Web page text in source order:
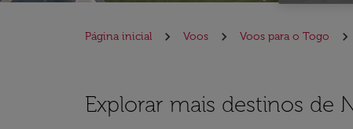
Página inicial Voos Voos para o Togo
Explorar mais destinos de